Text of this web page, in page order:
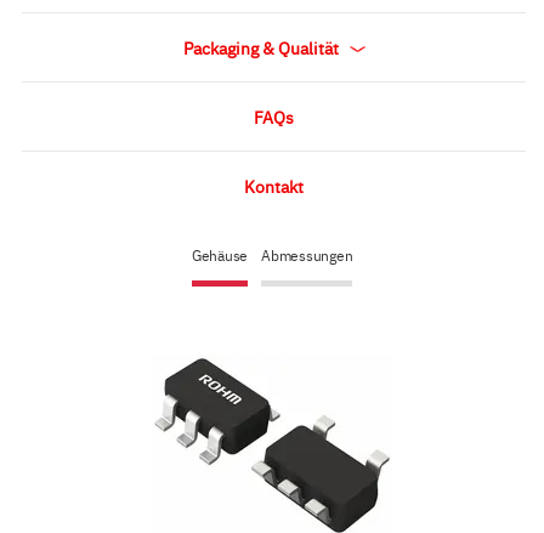
Gehäuse Abmessungen
Packaging & Qualität
FAQs
Kontakt